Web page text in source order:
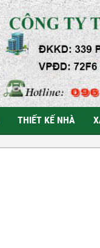
THIẾT KẾ NHÀ